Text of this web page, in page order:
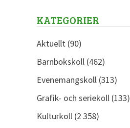
KATEGORIER
Aktuellt(90)
Barnbokskoll(462)
Evenemangskoll(313)
Grafik- och seriekoll(133)
Kulturkoll(2 358)